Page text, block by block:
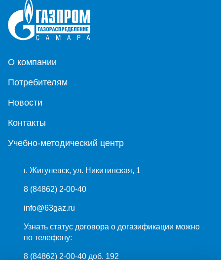
О компании
Потребителям
Новости
Контакты
Учебно-методический центр
г. Жигулевск, ул. Никитинская, 1
8 (84862) 2-00-40
info@63gaz.ru
Узнать статус договора о догазификации можно
по телефону:
8 (84862) 2-00-40 доб. 192